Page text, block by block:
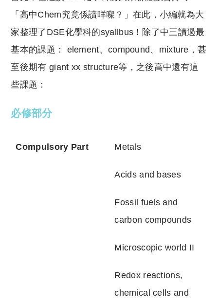
「高中Chem究竟係讀咩㗎？」在此，小編就為大
家整理了DSE化學科的syallbus！除了中三讀過最
基本的課題： element、compound、mixture，甚
至後期有 giant xx structure等，之後高中還有這
些課題：
必修部分
Compulsory Part Metals
Acids and bases
Fossil fuels and
carbon compounds
Microscopic world II
Redox reactions,
chemical cells and